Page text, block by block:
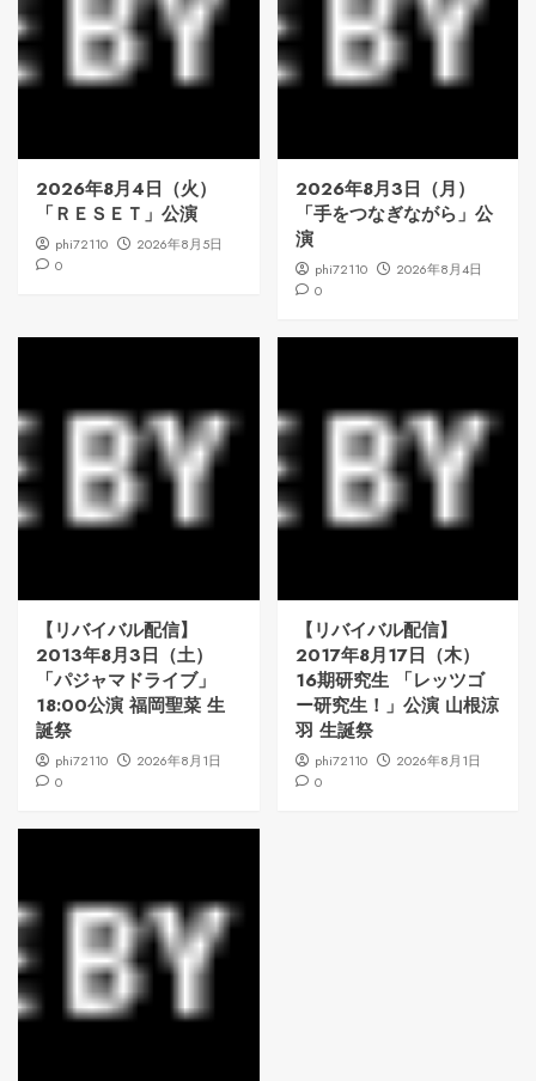
2026年8月4日（火）
「ＲＥＳＥＴ」公演
phi72110
2026年8月5日
0
2026年8月3日（月）
「手をつなぎながら」公
演
phi72110
2026年8月4日
0
【リバイバル配信】
2013年8月3日（土）
「パジャマドライブ」
18:00公演 福岡聖菜 生
誕祭
phi72110
2026年8月1日
0
【リバイバル配信】
2017年8月17日（木）
16期研究生 「レッツゴ
ー研究生！」公演 山根涼
羽 生誕祭
phi72110
2026年8月1日
0